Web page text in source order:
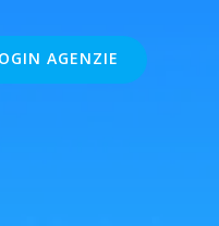
AGENZIE